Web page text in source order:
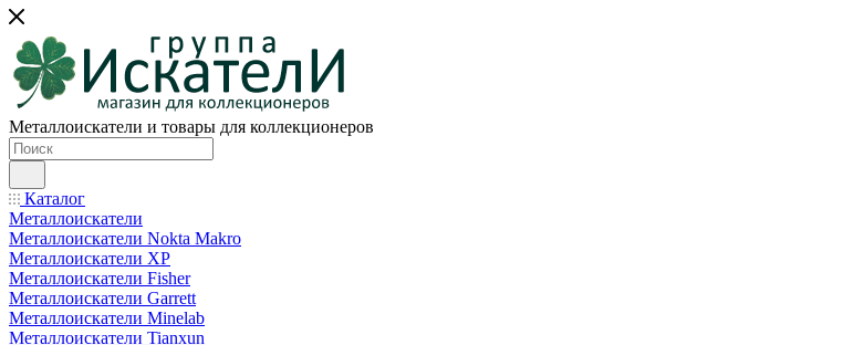
Металлоискатели и товары для коллекционеров
Каталог
Металлоискатели
Металлоискатели Nokta Makro
Металлоискатели XP
Металлоискатели Fisher
Металлоискатели Garrett
Металлоискатели Minelab
Металлоискатели Tianxun